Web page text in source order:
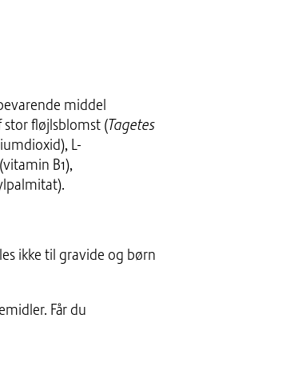
middel
stor fløjlsblomst (Tagetes
L-
B1),
ikke til gravide og børn
Får du